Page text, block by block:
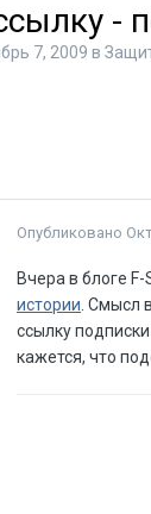
-
7, 2009 в
Опубликовано
Вчера в блоге
истории . Смысл
ссылку
кажется, что